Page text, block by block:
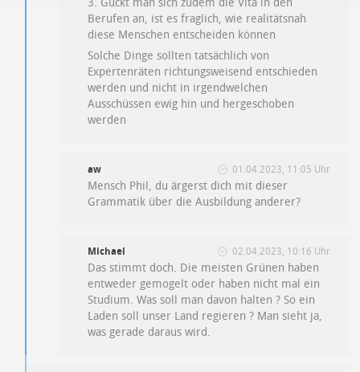
Berufen an, ist es fraglich, wie realitätsnah
diese Menschen entscheiden können
Solche Dinge sollten tatsächlich von
Expertenräten richtungsweisend entschieden
werden und nicht in irgendwelchen
Ausschüssen ewig hin und hergeschoben
werden
aw 01.04.2023, 11:05 Uhr
Mensch Phil, du ärgerst dich mit dieser
Grammatik über die Ausbildung anderer?
Michael 02.04.2023, 10:16 Uhr
Das stimmt doch. Die meisten Grünen haben
entweder gemogelt oder haben nicht mal ein
Studium. Was soll man davon halten ? So ein
Laden soll unser Land regieren ? Man sieht ja,
was gerade daraus wird.